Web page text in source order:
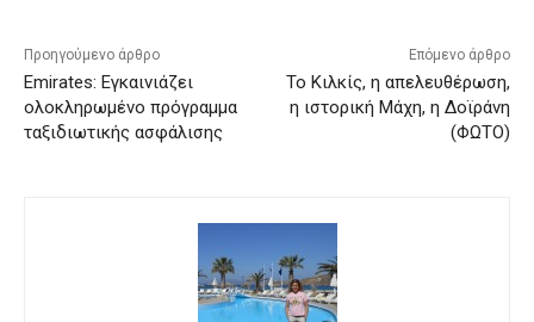
Προηγούμενο άρθρο
Emirates: Εγκαινιάζει
ολοκληρωμένο πρόγραμμα
ταξιδιωτικής ασφάλισης
Επόμενο άρθρο
Το Κιλκίς, η απελευθέρωση,
η ιστορική Μάχη, η Δοϊράνη
(ΦΩΤΟ)